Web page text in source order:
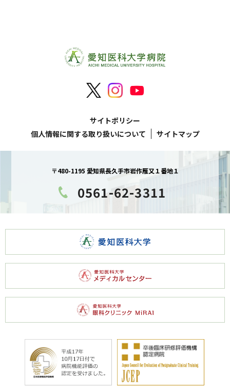
サイトポリシー
個人情報に関する取り扱いについて
サイトマップ
〒480-1195 愛知県長久手市岩作雁又１番地１
0561-62-3311